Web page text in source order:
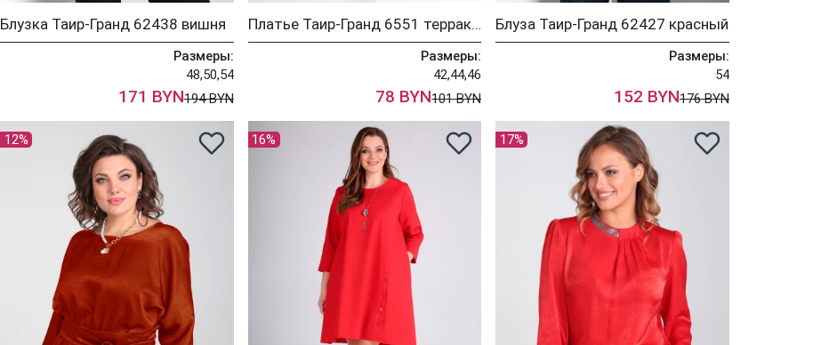
Блузка Таир-Гранд 62438 вишня
Размеры:
48,50,54
171 BYN194 BYN
Платье Таир-Гранд 6551 терракот
Размеры:
42,44,46
78 BYN101 BYN
Блуза Таир-Гранд 62427 красный
Размеры:
54
152 BYN176 BYN
12% 16% 17%